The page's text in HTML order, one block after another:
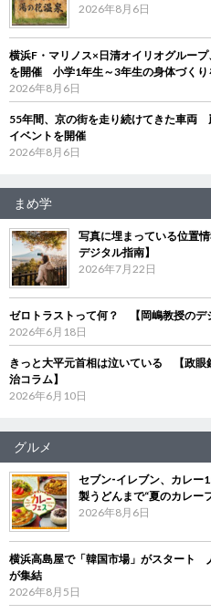
2026年8月6日
横浜F・マリノス×日清オイリオグルー
を開催 小学1年生～3年生の身体づくり
2026年8月6日
55年間、京の街を走り続けてきた車両
イベントを開催
2026年8月6日
まめ学
写真に埋まっている位置
デジタル指南】
2026年7月22日
ゼロトラストって何？ 【岡嶋教授のデ
2026年6月18日
きっと大平元首相は泣いている 【政眼
治コラム】
2026年6月10日
グルメ
セブン‐イレブン、カレ
製うどんまで“夏のカレー
2026年8月6日
横浜高島屋で「韓国市場」がスタート
が集結
2026年8月5日